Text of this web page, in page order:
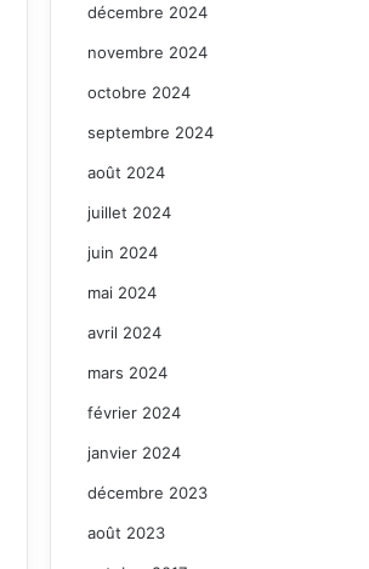
décembre 2024
novembre 2024
octobre 2024
septembre 2024
août 2024
juillet 2024
juin 2024
mai 2024
avril 2024
mars 2024
février 2024
janvier 2024
décembre 2023
août 2023